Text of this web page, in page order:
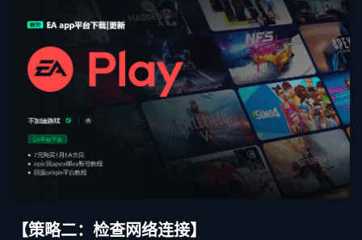
【策略二：检查网络连接】